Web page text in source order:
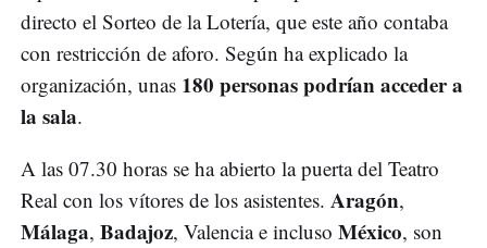
directo el Sorteo de la Lotería, que este año contaba
con restricción de aforo. Según ha explicado la
organización, unas 180 personas podrían acceder a
la sala.
A las 07.30 horas se ha abierto la puerta del Teatro
Real con los vítores de los asistentes. Aragón,
Málaga, Badajoz, Valencia e incluso México, son